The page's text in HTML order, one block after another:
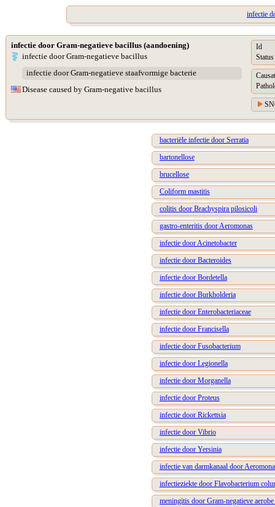
infectie
infectie door Gram-negatieve bacillus (aandoening)
infectie door Gram-negatieve bacillus
infectie door Gram-negatieve staafvormige bacterie
Disease caused by Gram-negative bacillus
Id
Status
bacteriële infectie door Serratia
bartonellose
brucellose
Coliform mastitis
colitis door Brachyspira pilosicoli
gastro-enteritis door Aeromonas
infectie door Acinetobacter
infectie door Bacteroides
infectie door Bordetella
infectie door Burkholderia
infectie door Enterobacteriaceae
infectie door Francisella
infectie door Fusobacterium
infectie door Legionella
infectie door Morganella
infectie door Proteus
infectie door Rickettsia
infectie door Vibrio
infectie door Yersinia
infectie van darmkanaal door
infectieziekte door Flavobacterium
meningitis door Gram-negatieve